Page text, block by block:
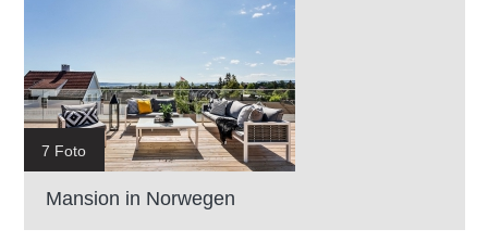
7 Foto
Mansion in Norwegen